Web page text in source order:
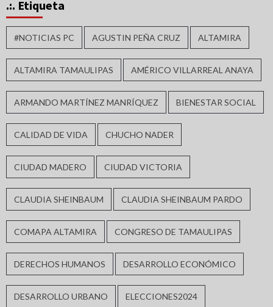
.:. Etiqueta
#NOTICIAS PC AGUSTIN PEÑA CRUZ ALTAMIRA
ALTAMIRA TAMAULIPAS AMÉRICO VILLARREAL ANAYA
ARMANDO MARTÍNEZ MANRÍQUEZ BIENESTAR SOCIAL
CALIDAD DE VIDA CHUCHO NADER
CIUDAD MADERO CIUDAD VICTORIA
CLAUDIA SHEINBAUM CLAUDIA SHEINBAUM PARDO
COMAPA ALTAMIRA CONGRESO DE TAMAULIPAS
DERECHOS HUMANOS DESARROLLO ECONÓMICO
DESARROLLO URBANO ELECCIONES2024